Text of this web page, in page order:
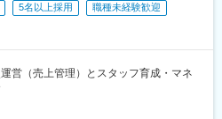
トに空きがない場合や研修期間は、他
いただく場合があります。（※賃金条件
身体介助・入浴介助・排泄介助・食事
送迎業務など介護業務全般エリアマネ
動となることがあります。
5名以上採用
職種未経験歓迎
営（売上管理）とスタッフ育成・マネ